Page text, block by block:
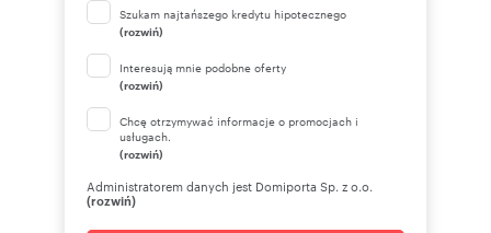
Szukam najtańszego kredytu hipotecznego
(rozwiń)
Interesują mnie podobne oferty
(rozwiń)
Chcę otrzymywać informacje o promocjach i
usługach.
(rozwiń)
Administratorem danych jest Domiporta Sp. z o.o.
(rozwiń)